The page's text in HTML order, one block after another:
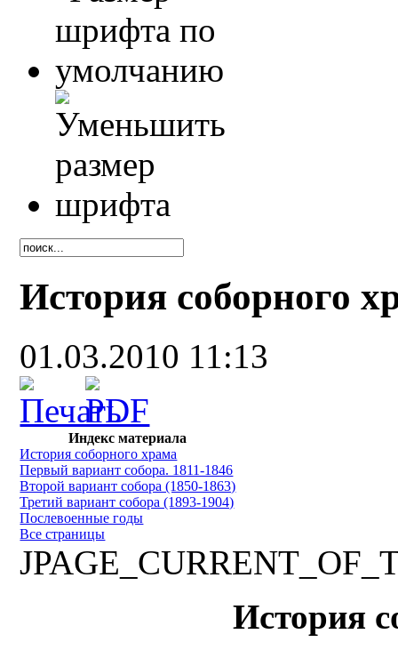
История соборного
01.03.2010 11:13
Индекс материала
История соборного храма
Первый вариант собора. 1811-1846
Второй вариант собора (1850-1863)
Третий вариант собора (1893-1904)
Послевоенные годы
Все страницы
История